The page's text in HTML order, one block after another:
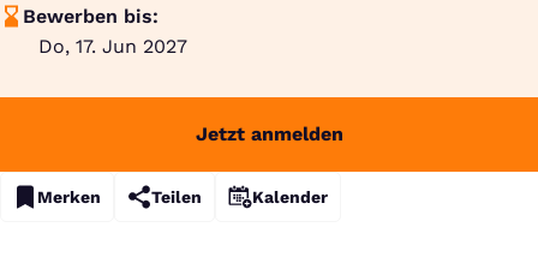
Bewerben bis:
Do, 17. Jun 2027
Jetzt anmelden
Merken Teilen Kalender